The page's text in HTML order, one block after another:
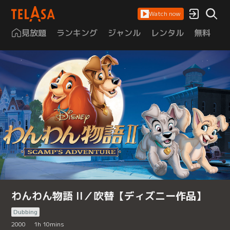
Watch now
見放題 ランキング ジャンル レンタル 無料
わんわん物語 II／吹替【ディズニー作品】
Dubbing
2000
1h 10mins